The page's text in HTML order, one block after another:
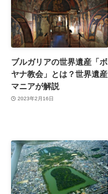
ブルガリアの世界遺産「ボ
ヤナ教会」とは？世界遺産
マニアが解説
2023年2月16日